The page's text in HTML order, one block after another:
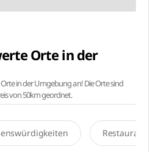
Orte in der
in der Umgebung an! Die Orte sind
von 50km geordnet.
Restaurants